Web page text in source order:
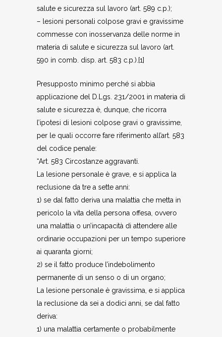
salute e sicurezza sul lavoro (art. 589 c.p.);
– lesioni personali colpose gravi e gravissime
commesse con inosservanza delle norme in
materia di salute e sicurezza sul lavoro (art.
590 in comb. disp. art. 583 c.p.).[1]
Presupposto minimo perché si abbia
applicazione del D.Lgs. 231/2001 in materia di
salute e sicurezza è, dunque, che ricorra
l’ipotesi di lesioni colpose gravi o gravissime,
per le quali occorre fare riferimento all’art. 583
del codice penale:
“Art. 583 Circostanze aggravanti.
La lesione personale è grave, e si applica la
reclusione da tre a sette anni:
1) se dal fatto deriva una malattia che metta in
pericolo la vita della persona offesa, ovvero
una malattia o un’incapacità di attendere alle
ordinarie occupazioni per un tempo superiore
ai quaranta giorni;
2) se il fatto produce l’indebolimento
permanente di un senso o di un organo;
La lesione personale è gravissima, e si applica
la reclusione da sei a dodici anni, se dal fatto
deriva:
1) una malattia certamente o probabilmente